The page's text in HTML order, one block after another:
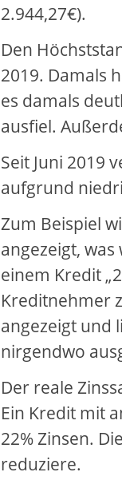
2.944,27€).
Den
2019. Damals
es damals
ausfiel.
Seit Juni 2019
aufgrund
Zum Beispiel
angezeigt,
einem Kredit
Kreditnehmer
angezeigt und
nirgendwo
Der reale
Ein Kredit mit
22% Zinsen.
reduziere.